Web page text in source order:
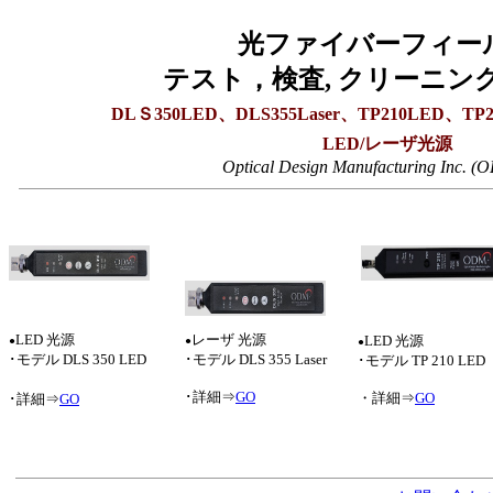
光ファイバーフィー
テスト，検査, クリーニン
DLＳ350LED、DLS355Laser、TP210LED、
LED/レーザ光源
Optical Design Manufacturing Inc.
●LED 光源
･モデル DLS 350 LED
･詳細⇒GO
● レーザ 光源
･モデル DLS 355 Laser
･詳細⇒GO
●LED 光源
･モデル TP 210 LED
・詳細⇒GO